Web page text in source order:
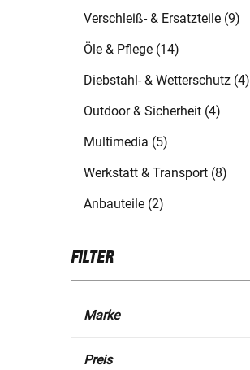
Verschleiß- & Ersatzteile (9)
Öle & Pflege (14)
Diebstahl- & Wetterschutz (4)
Outdoor & Sicherheit (4)
Multimedia (5)
Werkstatt & Transport (8)
Anbauteile (2)
FILTER
Marke
Preis